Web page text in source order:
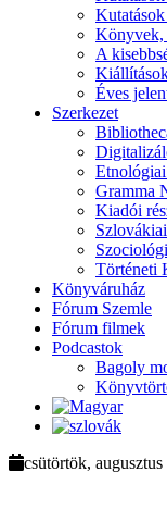
Könyvek,
A
Éves
Szerkezet
Gramma
Kiadói
Történeti
Könyváruház
Fórum Szemle
Fórum filmek
Podcastok
Bagoly
csütörtök,